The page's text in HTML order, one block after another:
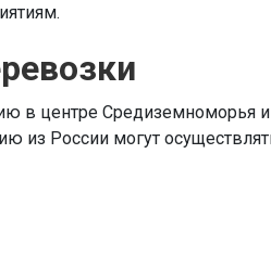
в центре Средиземноморья
из России могут